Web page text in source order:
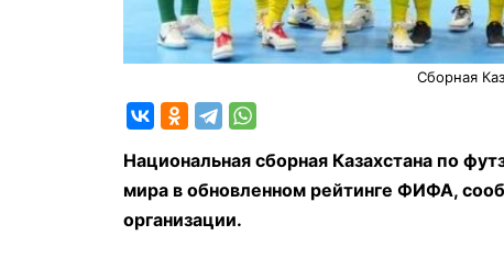
Сборная
Национальная сборная Казахстана по
мира в обновленном рейтинге ФИФА,
организации.